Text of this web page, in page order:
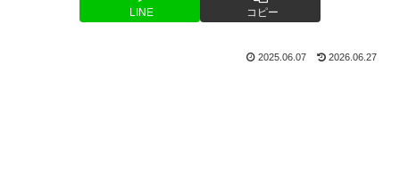
LINE コピー
2025.06.07 2026.06.27